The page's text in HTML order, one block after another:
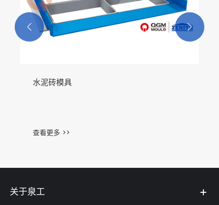
水泥砖模具
查看更多 >>
 
关于泉工